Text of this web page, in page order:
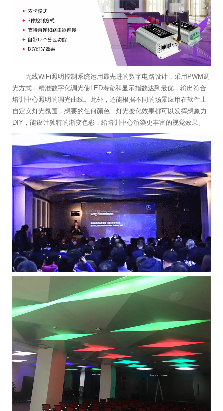
无线WiFi照明控制系统运用最先进的数字电路设计，采用PWM调
光方式，精准数字化调光使LED寿命和显示指数达到最优，输出符合
培训中心照明的调光曲线。此外，还能根据不同的场景应用在软件上
自定义灯光氛围，想要的任何颜色、灯光变化效果都可以发挥想象力
DIY，能设计独特的渐变色彩，给培训中心渲染更丰富的视觉效果。